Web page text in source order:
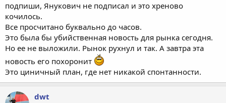
подпиши, Янукович не подписал и это хреново
кочилось.
Все просчитано буквально до часов.
Это была бы убийственная новость для рынка сегодня.
Но ее не выложили. Рынок рухнул и так. А завтра эта
новость его похоронит
Это циничный план, где нет никакой спонтанности.
dwt